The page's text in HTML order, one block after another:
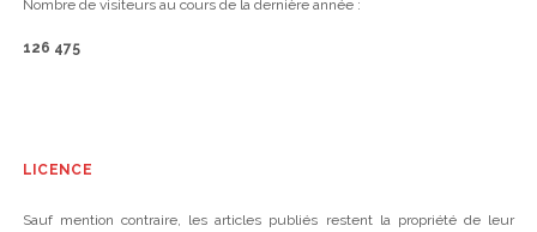
Nombre de visiteurs au cours de la dernière année :
126 475
LICENCE
Sauf mention contraire, les articles publiés restent la propriété de leur